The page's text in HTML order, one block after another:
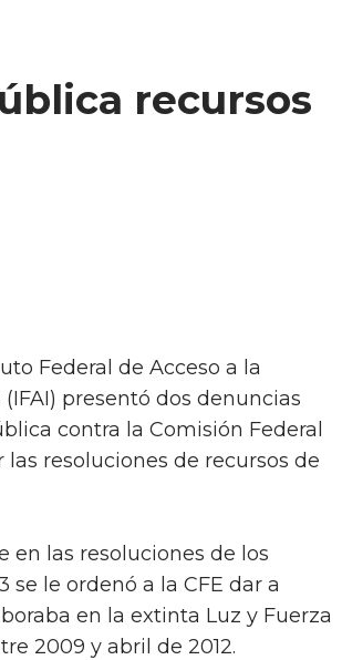
recursos
Federal de Acceso a la
presentó dos denuncias
contra la Comisión Federal
resoluciones de recursos de
en las resoluciones de los
se le ordenó a la CFE dar a
en la extinta Luz y Fuerza
2009 y abril de 2012.